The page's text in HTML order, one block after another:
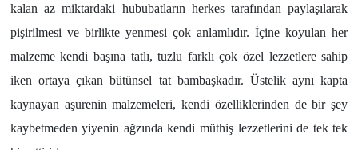
kalan az miktardaki hububatların herkes tarafından paylaşılarak
pişirilmesi ve birlikte yenmesi çok anlamlıdır. İçine koyulan her
malzeme kendi başına tatlı, tuzlu farklı çok özel lezzetlere sahip
iken ortaya çıkan bütünsel tat bambaşkadır. Üstelik aynı kapta
kaynayan aşurenin malzemeleri, kendi özelliklerinden de bir şey
kaybetmeden yiyenin ağzında kendi müthiş lezzetlerini de tek tek